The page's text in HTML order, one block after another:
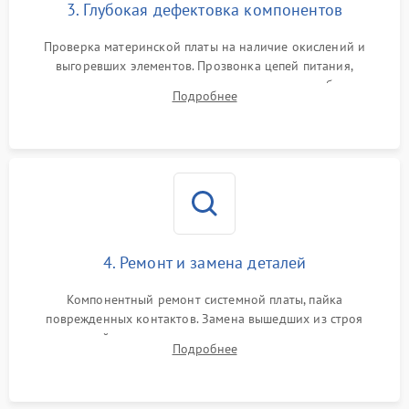
3. Глубокая дефектовка компонентов
Проверка материнской платы на наличие окислений и
выгоревших элементов. Прозвонка цепей питания,
тестирование приводных моторов колес и турбины
всасывания. Оценка состояния оптических и инфракрасных
Подробнее
4. Ремонт и замена деталей
Компонентный ремонт системной платы, пайка
поврежденных контактов. Замена вышедших из строя
двигателей, изношенного аккумулятора, неисправного
лидара или помпы подачи воды. Восстановление шлейфов и
Подробнее